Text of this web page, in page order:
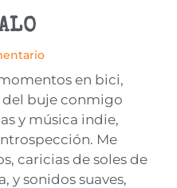
en bici,
buje conmigo
y música indie,
Me
caricias de soles de
y sonidos suaves,